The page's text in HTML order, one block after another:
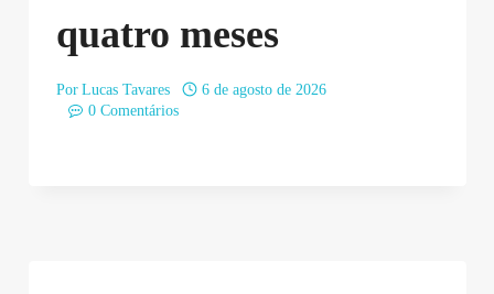
quatro meses
Por Lucas Tavares
6 de agosto de 2026
0 Comentários